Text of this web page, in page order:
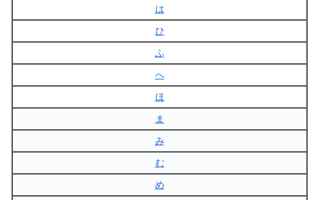
は
ひ
ふ
へ
ほ
ま
み
む
め